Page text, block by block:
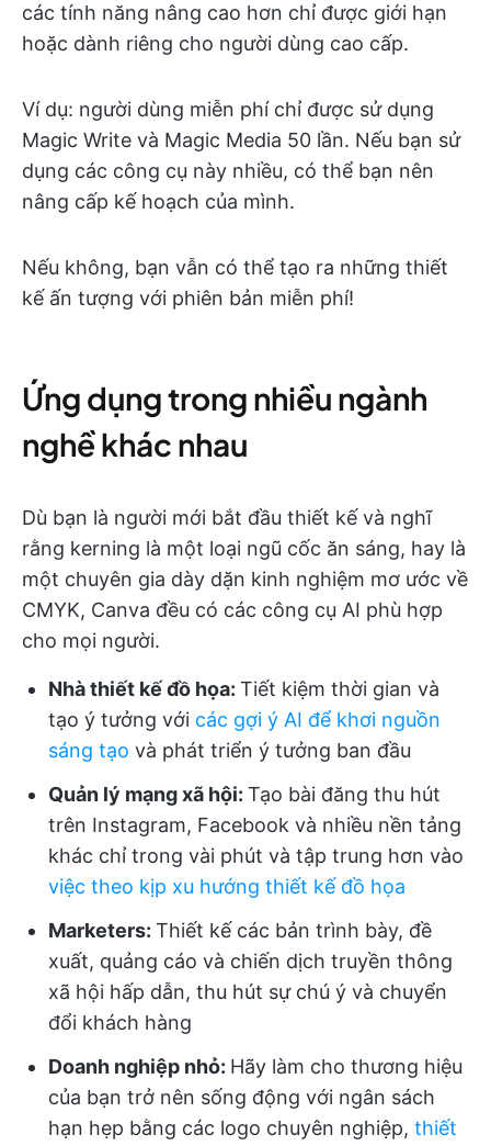
các tính năng nâng cao hơn chỉ được giới hạn
hoặc dành riêng cho người dùng cao cấp.
Ví dụ: người dùng miễn phí chỉ được sử dụng
Magic Write và Magic Media 50 lần. Nếu bạn sử
dụng các công cụ này nhiều, có thể bạn nên
nâng cấp kế hoạch của mình.
Nếu không, bạn vẫn có thể tạo ra những thiết
kế ấn tượng với phiên bản miễn phí!
Ứng dụng trong nhiều ngành
nghề khác nhau
Dù bạn là người mới bắt đầu thiết kế và nghĩ
rằng kerning là một loại ngũ cốc ăn sáng, hay là
một chuyên gia dày dặn kinh nghiệm mơ ước về
CMYK, Canva đều có các công cụ AI phù hợp
cho mọi người.
Nhà thiết kế đồ họa: Tiết kiệm thời gian và
tạo ý tưởng với các gợi ý AI để khơi nguồn
sáng tạo và phát triển ý tưởng ban đầu
Quản lý mạng xã hội: Tạo bài đăng thu hút
trên Instagram, Facebook và nhiều nền tảng
khác chỉ trong vài phút và tập trung hơn vào
việc theo kịp xu hướng thiết kế đồ họa
Marketers: Thiết kế các bản trình bày, đề
xuất, quảng cáo và chiến dịch truyền thông
xã hội hấp dẫn, thu hút sự chú ý và chuyển
đổi khách hàng
Doanh nghiệp nhỏ: Hãy làm cho thương hiệu
của bạn trở nên sống động với ngân sách
hạn hẹp bằng các logo chuyên nghiệp, thiết